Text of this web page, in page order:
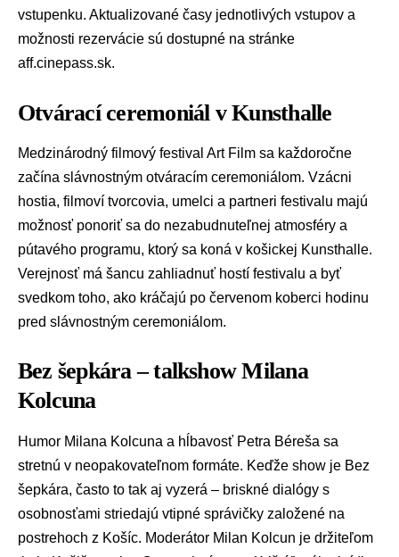
vstupenku. Aktualizované časy jednotlivých vstupov a
možnosti rezervácie sú dostupné na stránke
aff.cinepass.sk.
Otvárací ceremoniál v Kunsthalle
Medzinárodný filmový festival Art Film sa každoročne
začína slávnostným otváracím ceremoniálom. Vzácni
hostia, filmoví tvorcovia, umelci a partneri festivalu majú
možnosť ponoriť sa do nezabudnuteľnej atmosféry a
pútavého programu, ktorý sa koná v košickej Kunsthalle.
Verejnosť má šancu zahliadnuť hostí festivalu a byť
svedkom toho, ako kráčajú po červenom koberci hodinu
pred slávnostným ceremoniálom.
Bez šepkára – talkshow Milana
Kolcuna
Humor Milana Kolcuna a hĺbavosť Petra Béreša sa
stretnú v neopakovateľnom formáte. Keďže show je Bez
šepkára, často to tak aj vyzerá – briskné dialógy s
osobnosťami striedajú vtipné správičky založené na
postrehoch z Košíc. Moderátor Milan Kolcun je držiteľom